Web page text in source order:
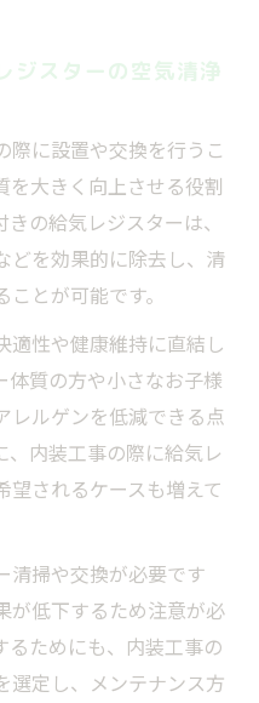
ジスターの空気清浄
際に設置や交換を行うこ
を大きく向上させる役割
の給気レジスターは、
どを効果的に除去し、清
とが可能です。
適性や健康維持に直結し
体質の方や小さなお子様
レルゲンを低減できる点
、内装工事の際に給気レ
望されるケースも増えて
清掃や交換が必要です
が低下するため注意が必
るためにも、内装工事の
選定し、メンテナンス方